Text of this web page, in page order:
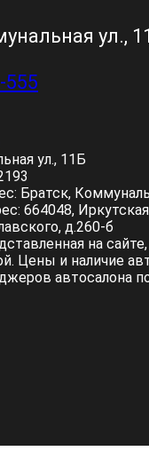
ул.,
555
ул., 11Б
Братск,
664048,
д.260-б
на
Цены и наличие
автосалона